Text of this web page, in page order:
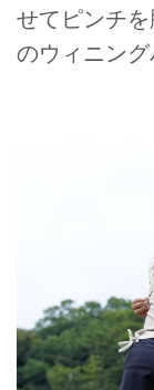
せてピンチ
のウィニング